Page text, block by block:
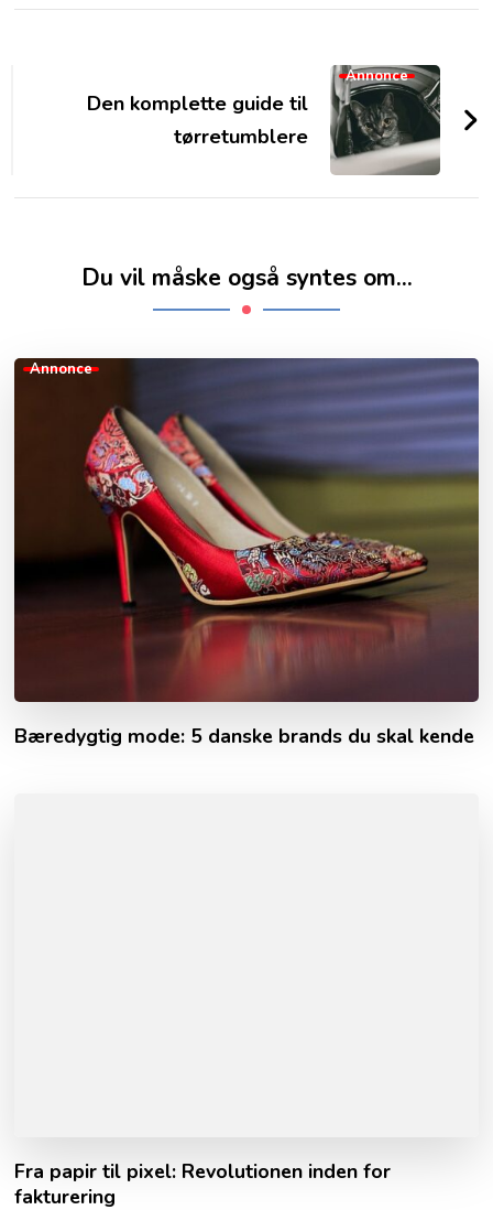
Annonce
Den komplette guide til
tørretumblere
Du vil måske også syntes om...
Annonce
Bæredygtig mode: 5 danske brands du skal kende
Fra papir til pixel: Revolutionen inden for
fakturering